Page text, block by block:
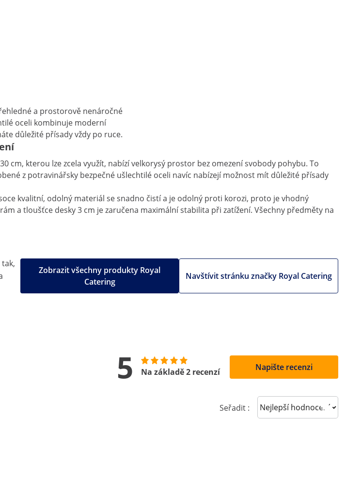
a prostorově nenáročné
oceli kombinuje moderní
důležité přísady vždy po ruce.
cm, kterou lze zcela využít, nabízí velkorysý prostor bez omezení svobody pohybu. To
z potravinářsky bezpečné ušlechtilé oceli navíc nabízejí možnost mít důležité přísady
kvalitní, odolný materiál se snadno čistí a je odolný proti korozi, proto je vhodný
a tloušťce desky 3 cm je zaručena maximální stabilita při zatížení. Všechny předměty na
Navštívit stránku značky Royal Catering
Zobrazit všechny produkty Royal
Catering
5 Na základě 2 recenzí Napište recenzi
Seřadit : Sort reviews